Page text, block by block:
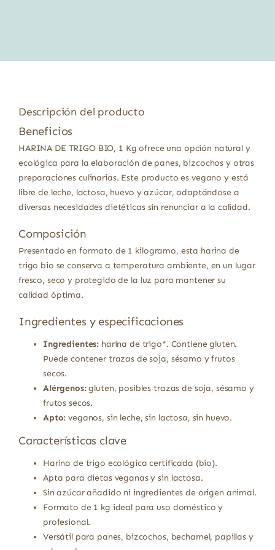
Descripción del producto
Beneficios
HARINA DE TRIGO BIO, 1 Kg ofrece una opción natural y
ecológica para la elaboración de panes, bizcochos y otras
preparaciones culinarias. Este producto es vegano y está
libre de leche, lactosa, huevo y azúcar, adaptándose a
diversas necesidades dietéticas sin renunciar a la calidad.
Composición
Presentado en formato de 1 kilogramo, esta harina de
trigo bio se conserva a temperatura ambiente, en un lugar
fresco, seco y protegido de la luz para mantener su
calidad óptima.
Ingredientes y especificaciones
Ingredientes: harina de trigo*. Contiene gluten.
Puede contener trazas de soja, sésamo y frutos
secos.
Alérgenos:gluten, posibles trazas de soja, sésamo y
frutos secos.
Apto: veganos, sin leche, sin lactosa, sin huevo.
Características clave
Harina de trigo ecológica certificada (bio).
Apta para dietas veganas y sin lactosa.
Sin azúcar añadido ni ingredientes de origen animal.
Formato de 1 kg ideal para uso doméstico y
profesional.
Versátil para panes, bizcochos, bechamel, papillas y